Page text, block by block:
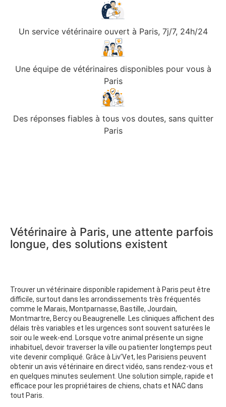
Un service vétérinaire ouvert à Paris, 7j/7, 24h/24
Une équipe de vétérinaires disponibles pour vous à
Paris
Des réponses fiables à tous vos doutes, sans quitter
Paris
Vétérinaire à Paris, une attente parfois
longue, des solutions existent
Trouver un vétérinaire disponible rapidement à Paris peut être
difficile, surtout dans les arrondissements très fréquentés
comme le Marais, Montparnasse, Bastille, Jourdain,
Montmartre, Bercy ou Beaugrenelle. Les cliniques affichent des
délais très variables et les urgences sont souvent saturées le
soir ou le week-end. Lorsque votre animal présente un signe
inhabituel, devoir traverser la ville ou patienter longtemps peut
vite devenir compliqué. Grâce à Liv’Vet, les Parisiens peuvent
obtenir un avis vétérinaire en direct vidéo, sans rendez-vous et
en quelques minutes seulement. Une solution simple, rapide et
efficace pour les propriétaires de chiens, chats et NAC dans
tout Paris.